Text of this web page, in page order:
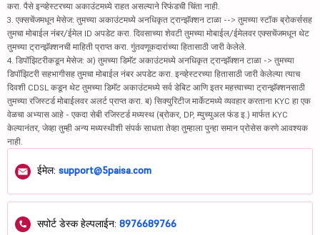
करा. पैसे इन्व्हेस्टरच्या अकाउंटमध्ये राहत असल्याने रिफंडची चिंता नाही.
3. एक्सचेंजमधून मेसेज: तुमच्या अकाउंटमध्ये अनधिकृत ट्रान्झॅक्शन टाळा --> तुमच्या स्टॉक ब्रोकर्ससह
तुमचा मोबाईल नंबर/ईमेल ID अपडेट करा. दिवसाच्या शेवटी तुमच्या मोबाईल/ईमेलवर एक्सचेंजमधून थेट
तुमच्या ट्रान्झॅक्शनची माहिती प्राप्त करा. गुंतवणूकदारांच्या हितासाठी जारी केलेले.
4. डिपॉझिटरीकडून मेसेज: अ) तुमच्या डिमॅट अकाउंटमध्ये अनधिकृत ट्रान्झॅक्शन टाळा -> तुमच्या
डिपॉझिटरी सहभागीसह तुमचा मोबाईल नंबर अपडेट करा. इन्व्हेस्टरच्या हितासाठी जारी केलेल्या त्याच
दिवशी CDSL कडून थेट तुमच्या डिमॅट अकाउंटमध्ये सर्व डेबिट आणि इतर महत्त्वाच्या ट्रान्झॅक्शनसाठी
तुमच्या रजिस्टर्ड मोबाईलवर अलर्ट प्राप्त करा. ब) सिक्युरिटीज मार्केटमध्ये व्यवहार करताना KYC हा एक
वेळचा अभ्यास आहे - एकदा सेबी रजिस्टर्ड मध्यस्थ (ब्रोकर, DP, म्युच्युअल फंड इ.) मार्फत KYC
केल्यानंतर, जेव्हा तुम्ही अन्य मध्यस्थीशी संपर्क साधता तेव्हा तुम्हाला पुन्हा समान प्रोसेस करणे आवश्यक
नाही.
ईमेल: support@5paisa.com
सपोर्ट डेस्क हेल्पलाईन: 8976689766